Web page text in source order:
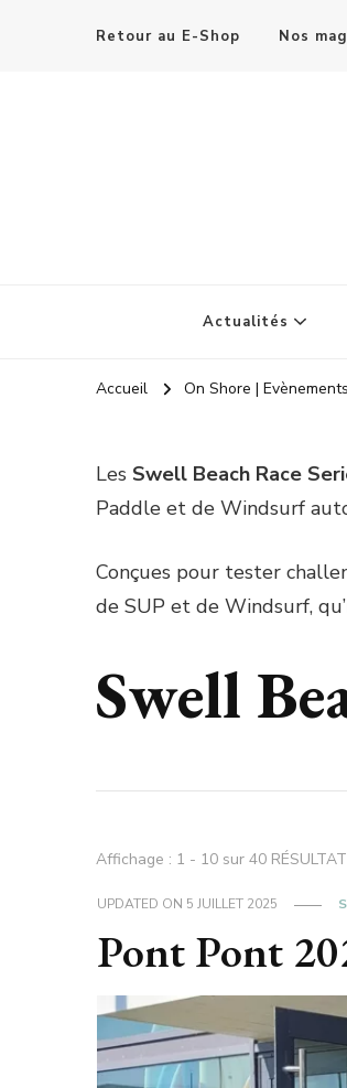
Retour au E-Shop Nos
Actualités
Accueil On Shore |
Les Swell Beach Race
Paddle et de Windsurf
Conçues pour tester
de SUP et de Windsurf,
Swell
Affichage : 1 - 10 sur 40
UPDATED ON 5 JUILLET 2025
Pont Pont